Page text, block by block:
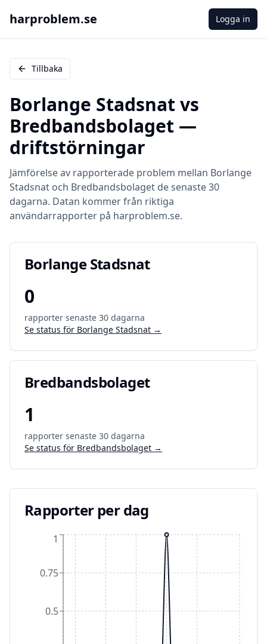
harproblem.se Logga in
Tillbaka
Borlange Stadsnat vs
Bredbandsbolaget —
driftstörningar
Jämförelse av rapporterade problem mellan Borlange
Stadsnat och Bredbandsbolaget de senaste 30
dagarna. Datan kommer från riktiga
användarrapporter på harproblem.se.
Borlange Stadsnat
0
rapporter senaste 30 dagarna
Se status för Borlange Stadsnat →
Bredbandsbolaget
1
rapporter senaste 30 dagarna
Se status för Bredbandsbolaget →
Rapporter per dag
0.5
0.75
1